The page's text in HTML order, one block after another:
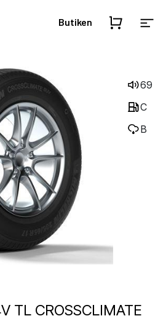
Butiken
69
C
B
TL CROSSCLIMATE